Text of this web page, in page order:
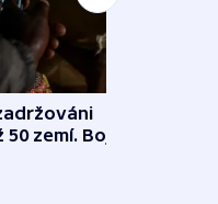
zemí. Bojovali